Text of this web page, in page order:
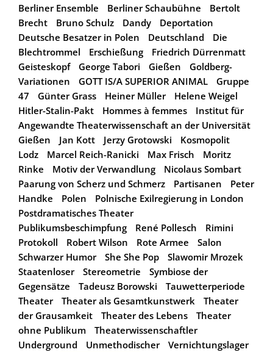
Berliner Ensemble
Berliner Schaubühne
Bertolt
Brecht
Bruno Schulz Dandy
Deportation
Deutsche Besatzer in Polen
Deutschland
Die
Blechtrommel
Erschießung
Friedrich Dürrenmatt
Geisteskopf
George Tabori Gießen
Goldberg-
Variationen
GOTT IS/A SUPERIOR ANIMAL
Gruppe
47
Günter Grass Heiner Müller
Helene Weigel
Hitler-Stalin-Pakt
Hommes à femmes
Institut für
Angewandte Theaterwissenschaft an der Universität
Gießen
Jan Kott Jerzy Grotowski
Kosmopolit
Lodz
Marcel Reich-Ranicki Max Frisch
Moritz
Rinke
Motiv der Verwandlung
Nicolaus Sombart
Paarung von Scherz und Schmerz
Partisanen
Peter
Handke
Polen
Polnische Exilregierung in London
Postdramatisches Theater
Publikumsbeschimpfung
René Pollesch
Rimini
Protokoll
Robert Wilson Rote Armee
Salon
Schwarzer Humor
She She Pop
Slawomir Mrozek
Staatenloser
Stereometrie
Symbiose der
Gegensätze
Tadeusz Borowski
Tauwetterperiode
Theater
Theater als Gesamtkunstwerk
Theater
der Grausamkeit
Theater des Lebens
Theater
ohne Publikum
Theaterwissenschaftler
Underground
Unmethodischer
Vernichtungslager